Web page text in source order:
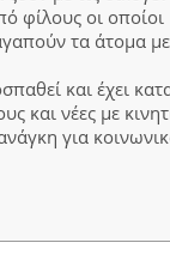
φίλους οι οποίοι
τα άτομα
και έχει
και νέες με
για